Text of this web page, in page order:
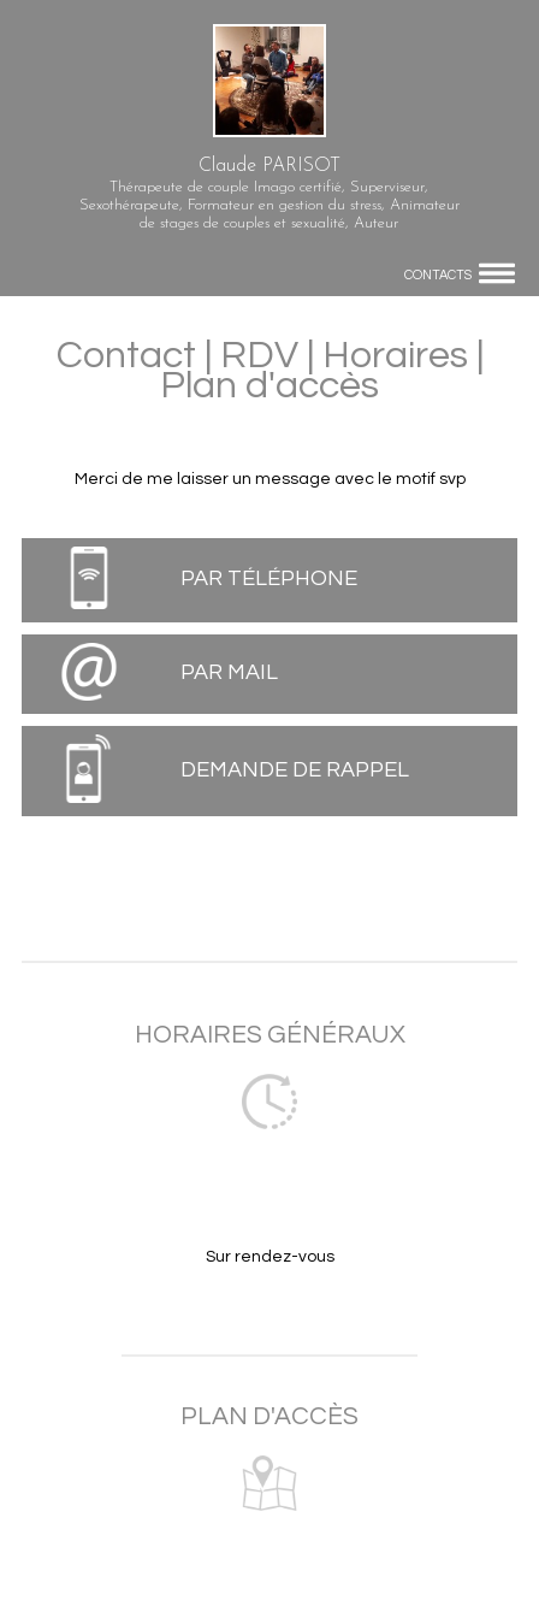
Claude PARISOT
Thérapeute de couple Imago certifié, Superviseur,
Sexothérapeute, Formateur en gestion du stress, Animateur
de stages de couples et sexualité, Auteur
CONTACTS
Contact | RDV | Horaires |
Plan d'accès
Merci de me laisser un message avec le motif svp
PAR TÉLÉPHONE
PAR MAIL
DEMANDE DE RAPPEL
HORAIRES GÉNÉRAUX
Sur rendez-vous
PLAN D'ACCÈS